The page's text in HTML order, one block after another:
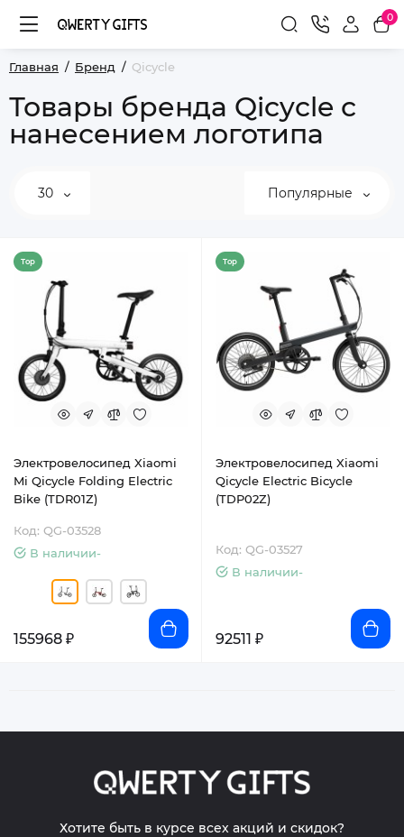
0
Главная Бренд Qicycle
Товары бренда Qicycle с
нанесением логотипа
30 Популярные
Top
Электровелосипед Xiaomi
Mi Qicycle Folding Electric
Bike (TDR01Z)
Код: QG-03528
В наличии-
155968 ₽
Top
Электровелосипед Xiaomi
Qicycle Electric Bicycle
(TDP02Z)
Код: QG-03527
В наличии-
92511 ₽
Хотите быть в курсе всех акций и скидок?